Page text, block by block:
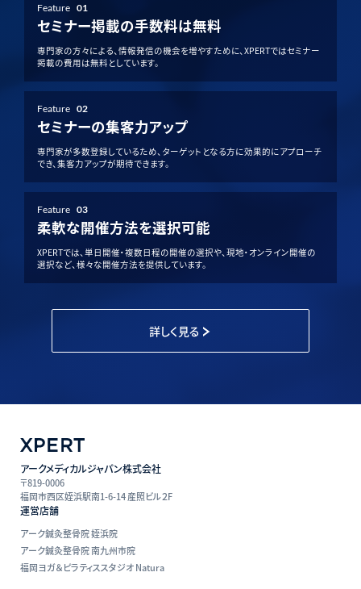
Feature 01
セミナー掲載の手数料は無料
専門家の方々による、情報発信の機会を増やすために、XPERTではセミナー
掲載の費用は無料としています。
Feature 02
セミナーの集客力アップ
専門家が多数登録しているため、ターゲットとなる方に効果的にアプローチ
でき、集客力アップが期待できます。
Feature 03
柔軟な開催方法を選択可能
XPERTでは、単日開催・複数日程の開催の選択や、現地・オンライン開催の
選択など、様々な開催方法を提供しています。
詳しく見る
アークメディカルジャパン株式会社
〒819-0006
福岡市西区姪浜駅南1-6-14 産照ビル２F
運営店舗
アーク鍼灸整骨院 姪浜院
アーク鍼灸整骨院 南九州市院
福岡ヨガ＆ピラティススタジオ Natura